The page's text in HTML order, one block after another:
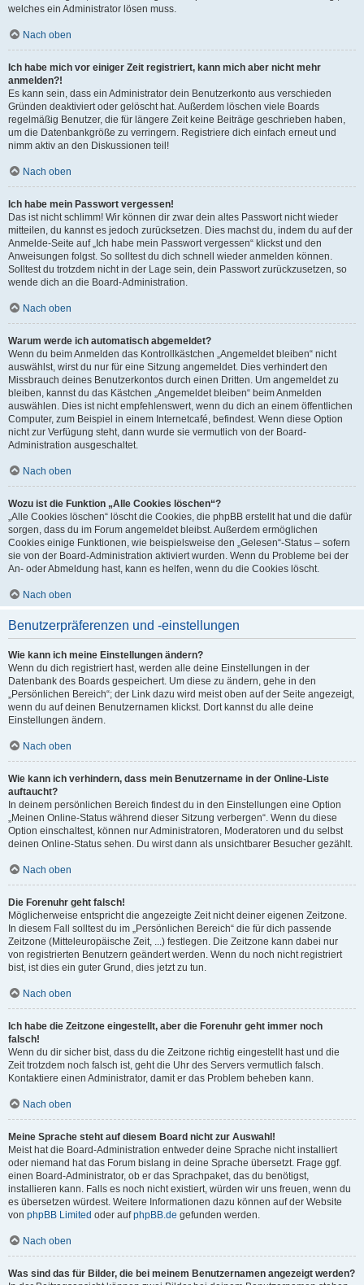
welches ein Administrator lösen muss.
Nach oben
Ich habe mich vor einiger Zeit registriert, kann mich aber nicht mehr
anmelden?!
Es kann sein, dass ein Administrator dein Benutzerkonto aus verschieden
Gründen deaktiviert oder gelöscht hat. Außerdem löschen viele Boards
regelmäßig Benutzer, die für längere Zeit keine Beiträge geschrieben haben,
um die Datenbankgröße zu verringern. Registriere dich einfach erneut und
nimm aktiv an den Diskussionen teil!
Nach oben
Ich habe mein Passwort vergessen!
Das ist nicht schlimm! Wir können dir zwar dein altes Passwort nicht wieder
mitteilen, du kannst es jedoch zurücksetzen. Dies machst du, indem du auf der
Anmelde-Seite auf „Ich habe mein Passwort vergessen“ klickst und den
Anweisungen folgst. So solltest du dich schnell wieder anmelden können.
Solltest du trotzdem nicht in der Lage sein, dein Passwort zurückzusetzen, so
wende dich an die Board-Administration.
Nach oben
Warum werde ich automatisch abgemeldet?
Wenn du beim Anmelden das Kontrollkästchen „Angemeldet bleiben“ nicht
auswählst, wirst du nur für eine Sitzung angemeldet. Dies verhindert den
Missbrauch deines Benutzerkontos durch einen Dritten. Um angemeldet zu
bleiben, kannst du das Kästchen „Angemeldet bleiben“ beim Anmelden
auswählen. Dies ist nicht empfehlenswert, wenn du dich an einem öffentlichen
Computer, zum Beispiel in einem Internetcafé, befindest. Wenn diese Option
nicht zur Verfügung steht, dann wurde sie vermutlich von der Board-
Administration ausgeschaltet.
Nach oben
Wozu ist die Funktion „Alle Cookies löschen“?
„Alle Cookies löschen“ löscht die Cookies, die phpBB erstellt hat und die dafür
sorgen, dass du im Forum angemeldet bleibst. Außerdem ermöglichen
Cookies einige Funktionen, wie beispielsweise den „Gelesen“-Status – sofern
sie von der Board-Administration aktiviert wurden. Wenn du Probleme bei der
An- oder Abmeldung hast, kann es helfen, wenn du die Cookies löscht.
Nach oben
Benutzerpräferenzen und -einstellungen
Wie kann ich meine Einstellungen ändern?
Wenn du dich registriert hast, werden alle deine Einstellungen in der
Datenbank des Boards gespeichert. Um diese zu ändern, gehe in den
„Persönlichen Bereich“; der Link dazu wird meist oben auf der Seite angezeigt,
wenn du auf deinen Benutzernamen klickst. Dort kannst du alle deine
Einstellungen ändern.
Nach oben
Wie kann ich verhindern, dass mein Benutzername in der Online-Liste
auftaucht?
In deinem persönlichen Bereich findest du in den Einstellungen eine Option
„Meinen Online-Status während dieser Sitzung verbergen“. Wenn du diese
Option einschaltest, können nur Administratoren, Moderatoren und du selbst
deinen Online-Status sehen. Du wirst dann als unsichtbarer Besucher gezählt.
Nach oben
Die Forenuhr geht falsch!
Möglicherweise entspricht die angezeigte Zeit nicht deiner eigenen Zeitzone.
In diesem Fall solltest du im „Persönlichen Bereich“ die für dich passende
Zeitzone (Mitteleuropäische Zeit, ...) festlegen. Die Zeitzone kann dabei nur
von registrierten Benutzern geändert werden. Wenn du noch nicht registriert
bist, ist dies ein guter Grund, dies jetzt zu tun.
Nach oben
Ich habe die Zeitzone eingestellt, aber die Forenuhr geht immer noch
falsch!
Wenn du dir sicher bist, dass du die Zeitzone richtig eingestellt hast und die
Zeit trotzdem noch falsch ist, geht die Uhr des Servers vermutlich falsch.
Kontaktiere einen Administrator, damit er das Problem beheben kann.
Nach oben
Meine Sprache steht auf diesem Board nicht zur Auswahl!
Meist hat die Board-Administration entweder deine Sprache nicht installiert
oder niemand hat das Forum bislang in deine Sprache übersetzt. Frage ggf.
einen Board-Administrator, ob er das Sprachpaket, das du benötigst,
installieren kann. Falls es noch nicht existiert, würden wir uns freuen, wenn du
es übersetzen würdest. Weitere Informationen dazu können auf der Website
von phpBB Limited oder aufphpBB.de gefunden werden.
Nach oben
Was sind das für Bilder, die bei meinem Benutzernamen angezeigt werden?